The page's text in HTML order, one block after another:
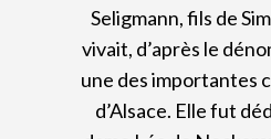
Seligmann, fils de
vivait, d’après le
une des importantes
d’Alsace. Elle fut